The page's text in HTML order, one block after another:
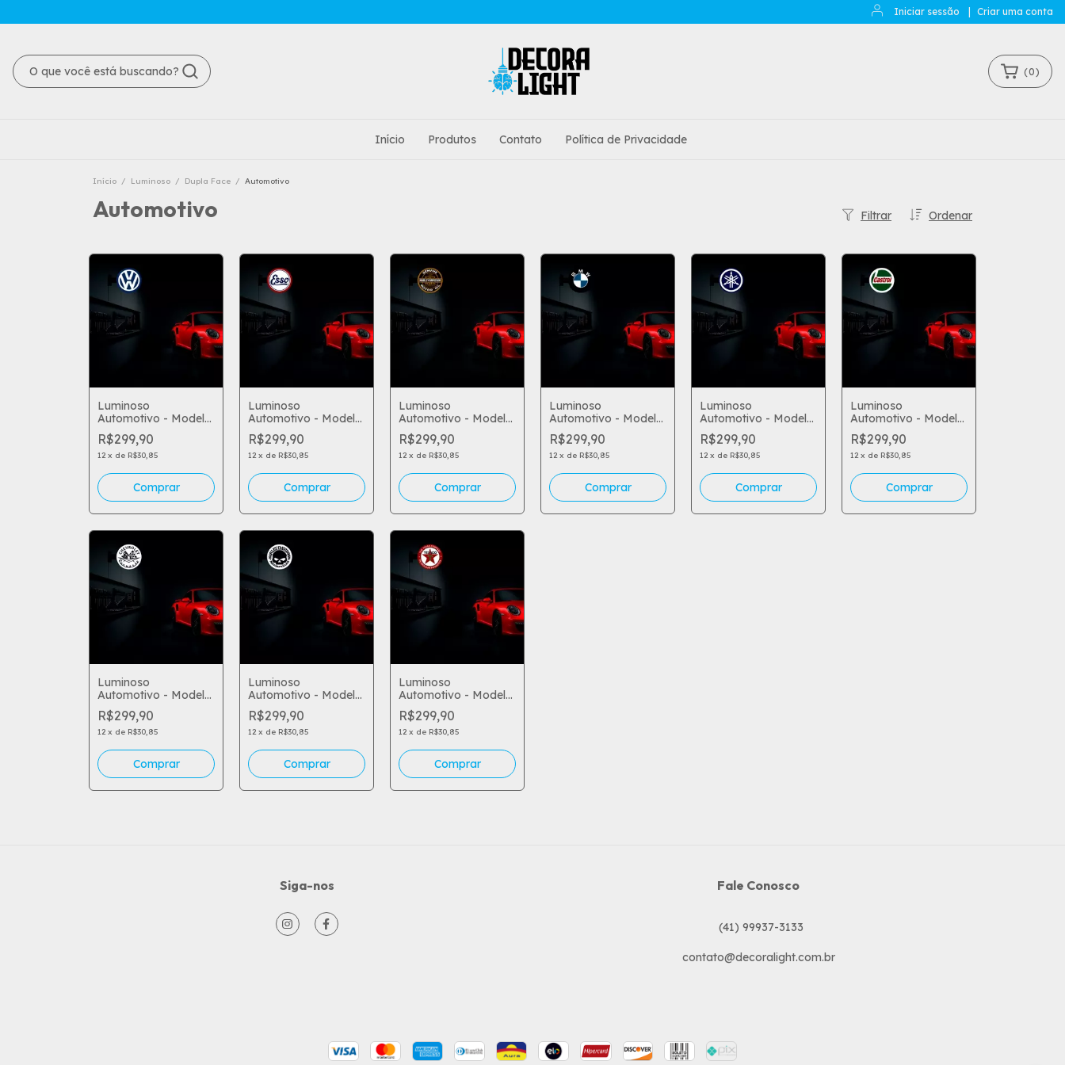
Iniciar sessão Criar uma conta
(0)
Início Produtos Contato Política de Privacidade
Início / Luminoso / Dupla Face / Automotivo
Automotivo Ordenar
Filtrar
Luminoso
Automotivo - Model
83
R$299,90
12 x de R$30,85
Luminoso
Automotivo - Model
77
R$299,90
12 x de R$30,85
Luminoso
Automotivo - Model
78
R$299,90
12 x de R$30,85
Luminoso
Automotivo - Model
79
R$299,90
12 x de R$30,85
Luminoso
Automotivo - Model
80
R$299,90
12 x de R$30,85
Luminoso
Automotivo - Model
81
R$299,90
12 x de R$30,85
Luminoso
Automotivo - Model
82
R$299,90
12 x de R$30,85
Luminoso
Automotivo - Model
84
R$299,90
12 x de R$30,85
Luminoso
Automotivo - Model
85
R$299,90
12 x de R$30,85
Siga-nos Fale Conosco
contato@decoralight.com.br